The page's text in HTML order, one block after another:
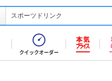
クイックオーダー